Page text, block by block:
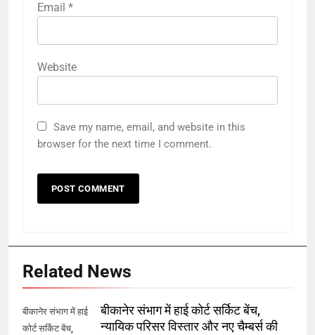
Email *
Website
Save my name, email, and website in this
browser for the next time I comment.
Related News
बीकानेर संभाग में हाई
कोर्ट सर्किट बेंच,
बीकानेर संभाग में हाई कोर्ट सर्किट बेंच,
न्यायिक परिसर विस्तार और नए चैम्बर्स की